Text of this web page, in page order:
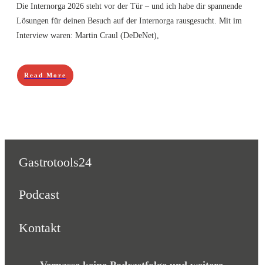
Die Internorga 2026 steht vor der Tür – und ich habe dir spannende
Lösungen für deinen Besuch auf der Internorga rausgesucht. Mit im
Interview waren: Martin Craul (DeDeNet),
Read More
Gastrotools24
Podcast
Kontakt